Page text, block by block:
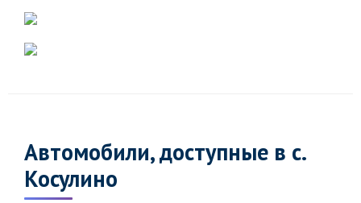
Автомобили, доступные в с.
Косулино